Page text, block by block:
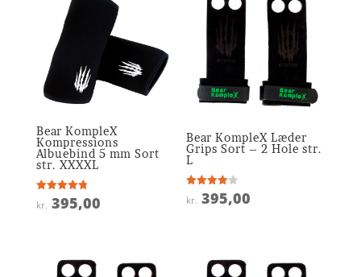
Bear KompleX
Kompressions
Albuebind 5 mm Sort
str. XXXXL
Vurderet
4.8
kr. 395,00
Bear KompleX Læder
Grips Sort – 2 Hole str.
L
Vurderet
4.1
kr. 395,00